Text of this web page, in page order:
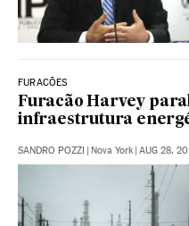
FURACÕES
Furacão Harvey
infraestrutura
SANDRO POZZI | Nova York | AUG 28,